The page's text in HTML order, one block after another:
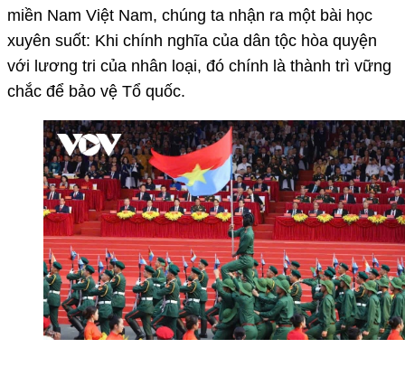
miền Nam Việt Nam, chúng ta nhận ra một bài học
xuyên suốt: Khi chính nghĩa của dân tộc hòa quyện
với lương tri của nhân loại, đó chính là thành trì vững
chắc để bảo vệ Tổ quốc.